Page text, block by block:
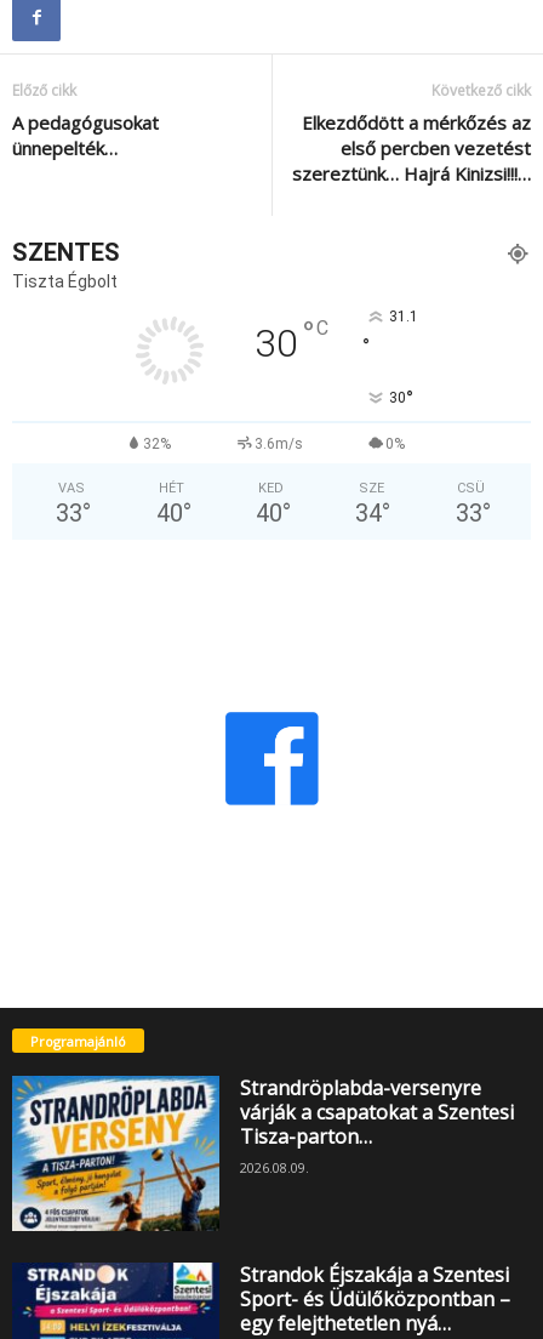
Előző cikk
A pedagógusokat
ünnepelték…
Következő cikk
Elkezdődött a mérkőzés az
első percben vezetést
szereztünk… Hajrá Kinizsi!!!…
SZENTES
Tiszta Égbolt
30 °C 31.1
°
30°
32% 3.6m/s 0%
VAS
33°
HÉT
40°
KED
40°
SZE
34°
CSÜ
33°
Programajánló
Strandröplabda-versenyre
várják a csapatokat a Szentesi
Tisza-parton…
2026.08.09.
Strandok Éjszakája a Szentesi
Sport- és Üdülőközpontban –
egy felejthetetlen nyá…